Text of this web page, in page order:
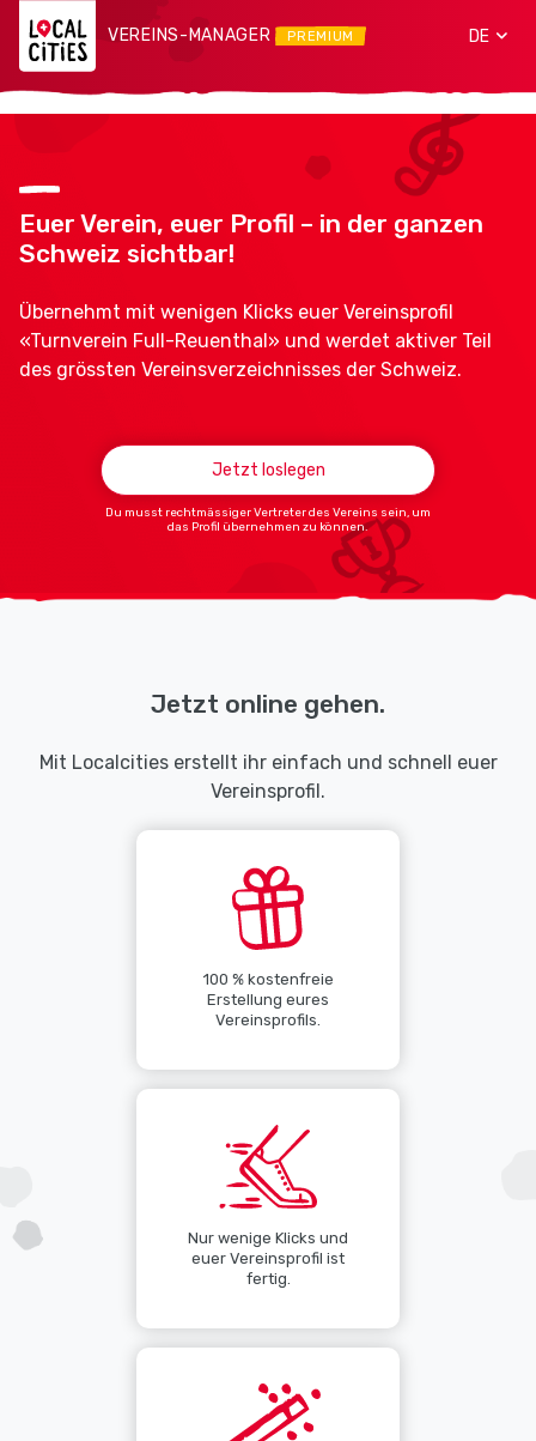
VEREINS-MANAGER PREMIUM DE
Euer Verein, euer Profil – in der ganzen
Schweiz sichtbar!
Übernehmt mit wenigen Klicks euer Vereinsprofil
«Turnverein Full-Reuenthal» und werdet aktiver Teil
des grössten Vereinsverzeichnisses der Schweiz.
Jetzt loslegen
Du musst rechtmässiger Vertreter des Vereins sein, um
das Profil übernehmen zu können.
Jetzt online gehen.
Mit Localcities erstellt ihr einfach und schnell euer
Vereinsprofil.
100 % kostenfreie
Erstellung eures
Vereinsprofils.
Nur wenige Klicks und
euer Vereinsprofil ist
fertig.